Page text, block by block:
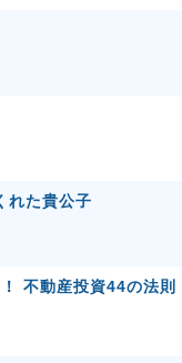
れた貴公子
不動産投資44の法